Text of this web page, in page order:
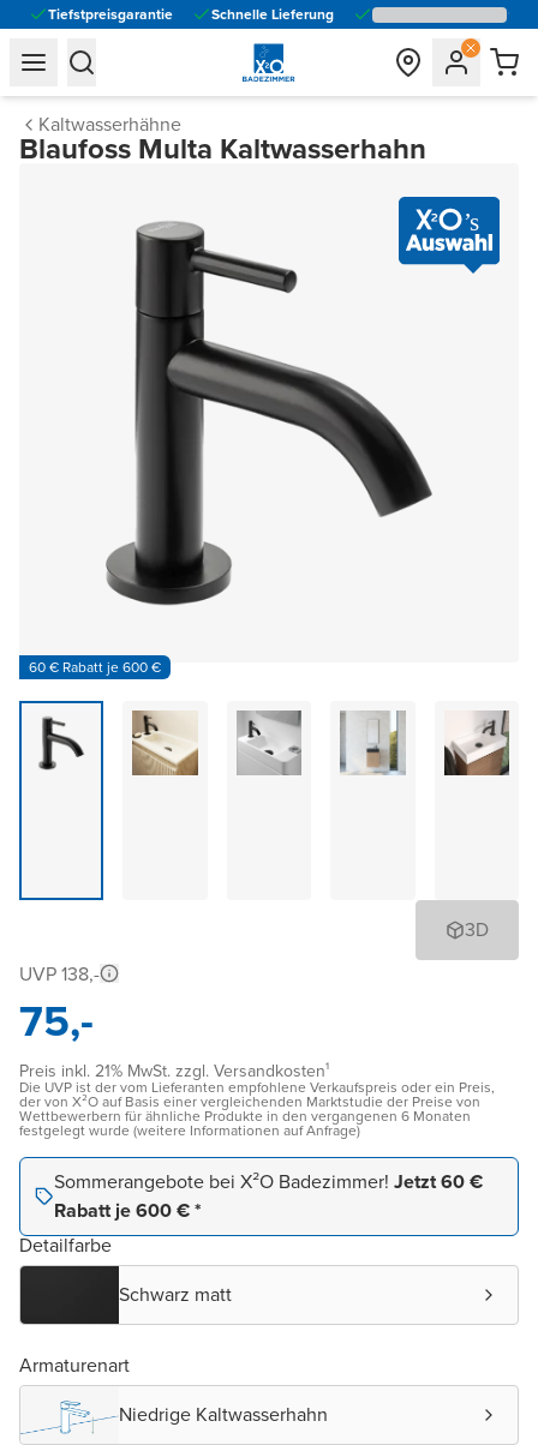
Tiefstpreisgarantie Schnelle Lieferung
general.navigation.toggle_menu.label
general.navigation.toggle_menu.label
Kaltwasserhähne
Blaufoss Multa Kaltwasserhahn
60 € Rabatt je 600 €
3D
UVP 138,-
75,-
Preis inkl. 21% MwSt. zzgl. Versandkosten¹
Die UVP ist der vom Lieferanten empfohlene Verkaufspreis oder ein Preis,
der von X²O auf Basis einer vergleichenden Marktstudie der Preise von
Wettbewerbern für ähnliche Produkte in den vergangenen 6 Monaten
festgelegt wurde (weitere Informationen auf Anfrage)
Sommerangebote bei X²O Badezimmer! Jetzt 60 €
Rabatt je 600 € *
Detailfarbe
Schwarz matt
Armaturenart
Niedrige Kaltwasserhahn